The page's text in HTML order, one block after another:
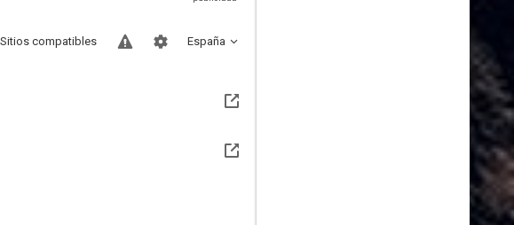
España
Sitios compatibles